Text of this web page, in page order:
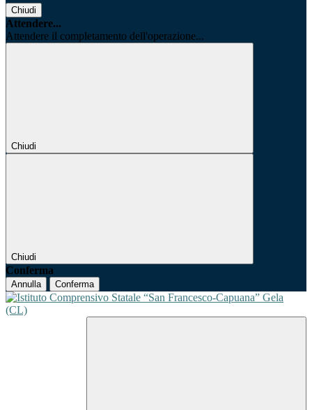
Chiudi
Attendere...
Attendere il completamento dell'operazione...
Chiudi
Chiudi
Conferma
Annulla Conferma